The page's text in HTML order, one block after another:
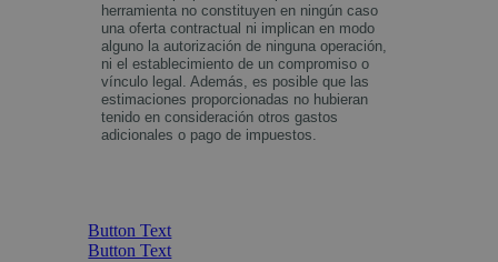
herramienta no constituyen en ningún caso
una oferta contractual ni implican en modo
alguno la autorización de ninguna operación,
ni el establecimiento de un compromiso o
vínculo legal. Además, es posible que las
estimaciones proporcionadas no hubieran
tenido en consideración otros gastos
adicionales o pago de impuestos.
Button Text
Button Text